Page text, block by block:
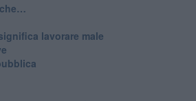
lavorare male